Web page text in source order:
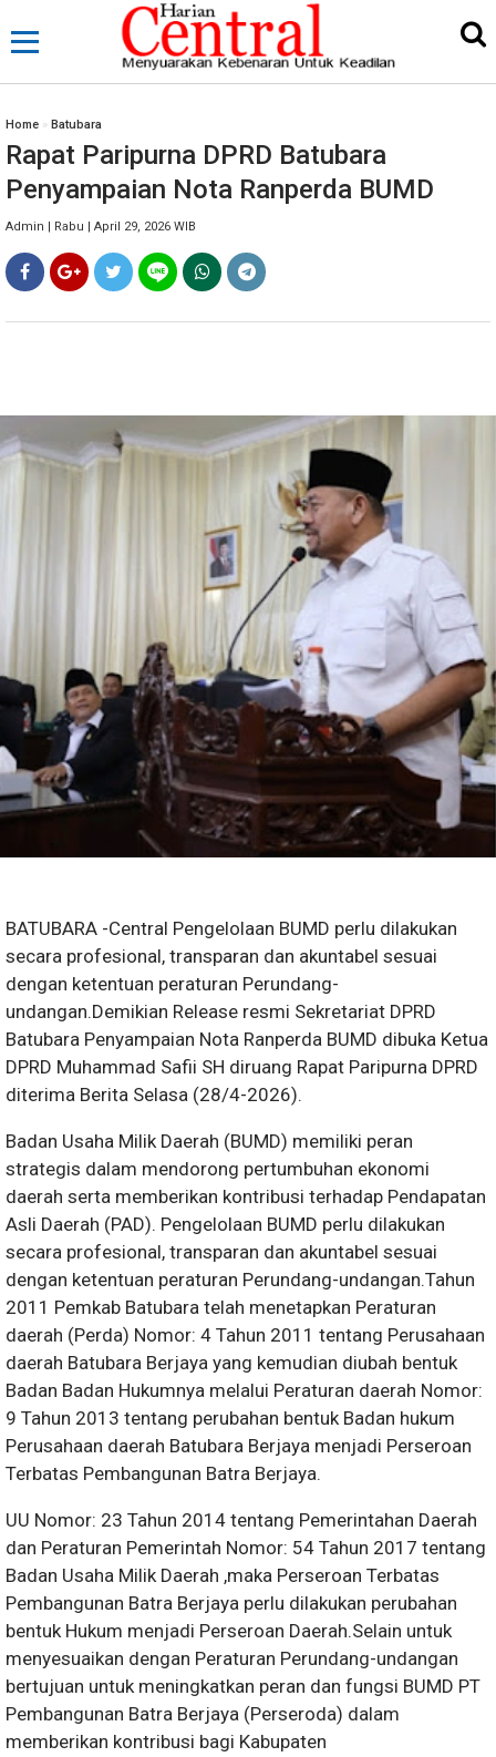
Home » Batubara
Rapat Paripurna DPRD Batubara
Penyampaian Nota Ranperda BUMD
Admin | Rabu | April 29, 2026 WIB
BATUBARA -Central Pengelolaan BUMD perlu dilakukan
secara profesional, transparan dan akuntabel sesuai
dengan ketentuan peraturan Perundang-
undangan.Demikian Release resmi Sekretariat DPRD
Batubara Penyampaian Nota Ranperda BUMD dibuka Ketua
DPRD Muhammad Safii SH diruang Rapat Paripurna DPRD
diterima Berita Selasa (28/4-2026).
Badan Usaha Milik Daerah (BUMD) memiliki peran
strategis dalam mendorong pertumbuhan ekonomi
daerah serta memberikan kontribusi terhadap Pendapatan
Asli Daerah (PAD). Pengelolaan BUMD perlu dilakukan
secara profesional, transparan dan akuntabel sesuai
dengan ketentuan peraturan Perundang-undangan.Tahun
2011 Pemkab Batubara telah menetapkan Peraturan
daerah (Perda) Nomor: 4 Tahun 2011 tentang Perusahaan
daerah Batubara Berjaya yang kemudian diubah bentuk
Badan Badan Hukumnya melalui Peraturan daerah Nomor:
9 Tahun 2013 tentang perubahan bentuk Badan hukum
Perusahaan daerah Batubara Berjaya menjadi Perseroan
Terbatas Pembangunan Batra Berjaya.
UU Nomor: 23 Tahun 2014 tentang Pemerintahan Daerah
dan Peraturan Pemerintah Nomor: 54 Tahun 2017 tentang
Badan Usaha Milik Daerah ,maka Perseroan Terbatas
Pembangunan Batra Berjaya perlu dilakukan perubahan
bentuk Hukum menjadi Perseroan Daerah.Selain untuk
menyesuaikan dengan Peraturan Perundang-undangan
bertujuan untuk meningkatkan peran dan fungsi BUMD PT
Pembangunan Batra Berjaya (Perseroda) dalam
memberikan kontribusi bagi Kabupaten